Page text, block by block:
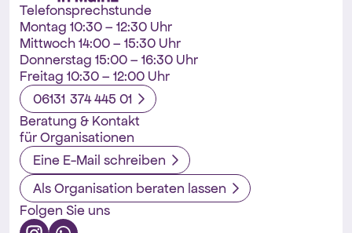
Telefonsprechstunde
Montag 10:30 – 12:30 Uhr
Mittwoch 14:00 – 15:30 Uhr
Donnerstag 15:00 – 16:30 Uhr
Freitag 10:30 – 12:00 Uhr
06131 374 445 01
Beratung & Kontakt
für Organisationen
Eine E-Mail schreiben
Als Organisation beraten lassen
Folgen Sie uns